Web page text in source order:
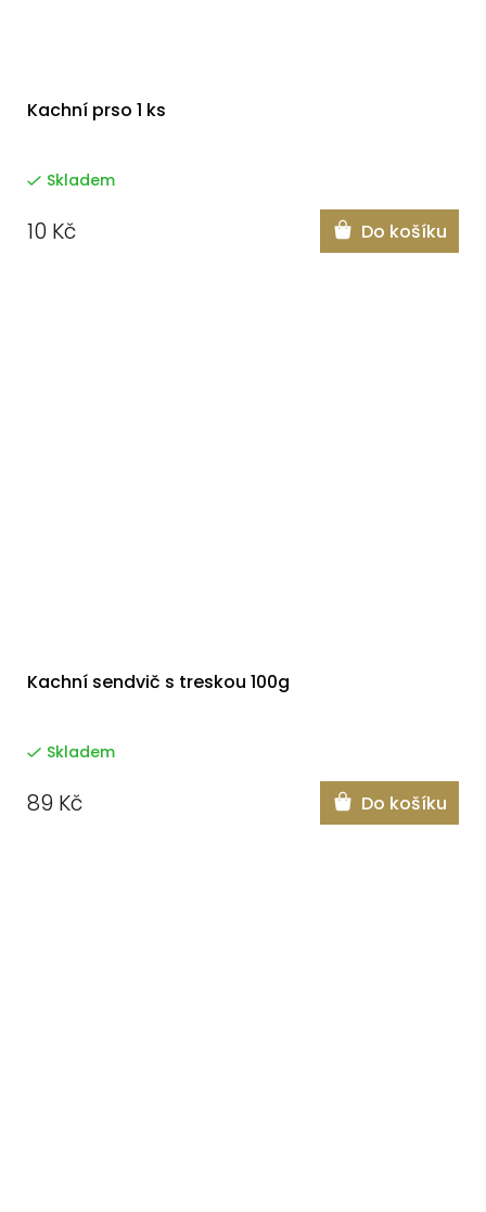
Kachní prso 1 ks
Skladem
10 Kč Do košíku
Kachní sendvič s treskou 100g
Skladem
89 Kč Do košíku